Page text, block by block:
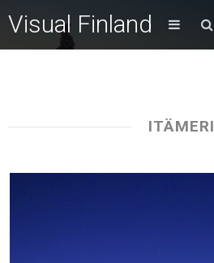
Visual Finland
ITÄMERI